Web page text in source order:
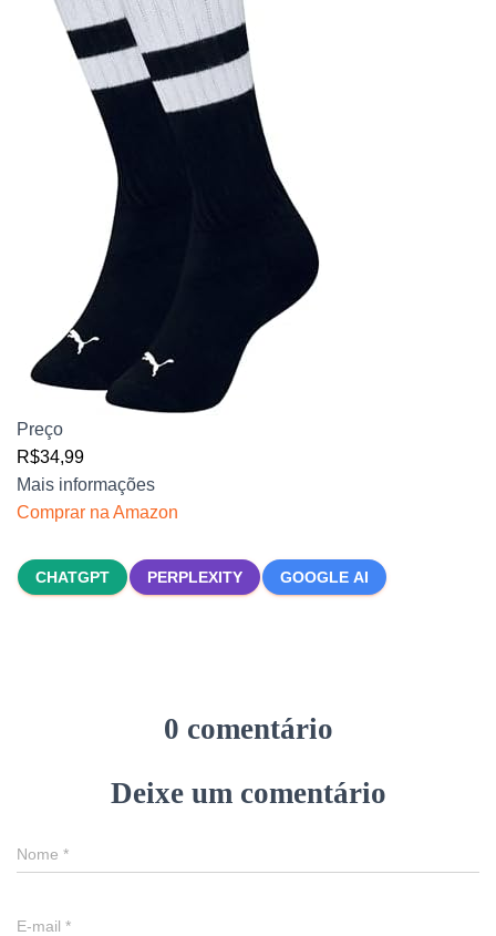
Preço
R$34,99
Mais informações
Comprar na Amazon
CHATGPT PERPLEXITY GOOGLE AI
0 comentário
Deixe um comentário
Nome *
E-mail *